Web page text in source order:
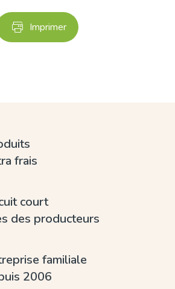
Imprimer
frais
court
des producteurs
familiale
2006